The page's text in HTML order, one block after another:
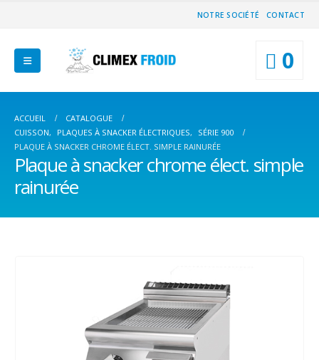
NOTRE SOCIÉTÉ CONTACT
0
ACCUEIL
CATALOGUE
CUISSON, PLAQUES À SNACKER ÉLECTRIQUES,
SÉRIE 900
PLAQUE À SNACKER CHROME ÉLECT. SIMPLE RAINURÉE
Plaque à snacker chrome élect. simple
rainurée